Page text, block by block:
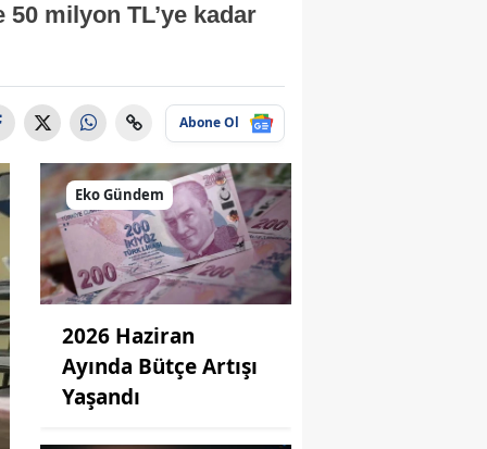
milyon TL’ye kadar
Abone Ol
Eko Gündem
2026 Haziran
Ayında Bütçe Artışı
Yaşandı